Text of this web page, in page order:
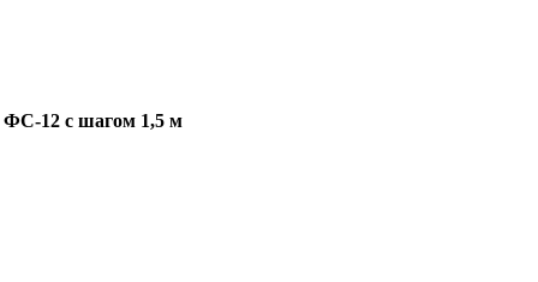
ФС-12 с шагом 1,5 м